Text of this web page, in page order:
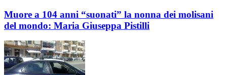
Muore a 104 anni “suonati” la nonna dei molisani
del mondo: Maria Giuseppa Pistilli